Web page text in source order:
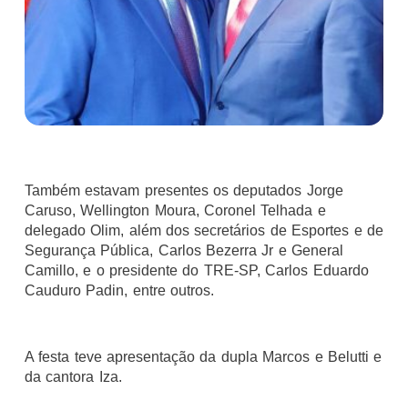
Também estavam presentes os deputados Jorge
Caruso, Wellington Moura, Coronel Telhada e
delegado Olim, além dos secretários de Esportes e de
Segurança Pública, Carlos Bezerra Jr e General
Camillo, e o presidente do TRE-SP, Carlos Eduardo
Cauduro Padin, entre outros.
A festa teve apresentação da dupla Marcos e Belutti e
da cantora Iza.